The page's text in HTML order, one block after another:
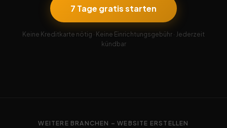
7 Tage gratis starten
Keine Kreditkarte nötig · Keine Einrichtungsgebühr · Jederzeit
kündbar
WEITERE BRANCHEN – WEBSITE ERSTELLEN